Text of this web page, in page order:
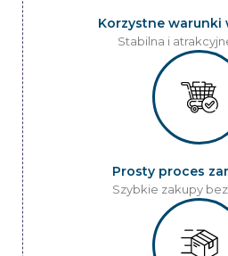
Korzystne warunki
Stabilna i
Prosty proces
Szybkie zakupy